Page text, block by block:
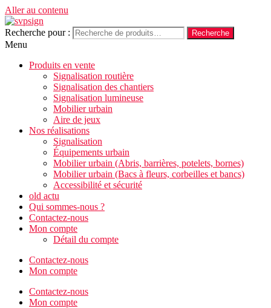
Aller au contenu
Recherche pour : Recherche
Menu
Produits en vente
Signalisation routière
Signalisation des chantiers
Signalisation lumineuse
Mobilier urbain
Aire de jeux
Nos réalisations
Signalisation
Équipements urbain
Mobilier urbain (Abris, barrières, potelets, bornes)
Mobilier urbain (Bacs à fleurs, corbeilles et bancs)
Accessibilité et sécurité
old actu
Qui sommes-nous ?
Contactez-nous
Mon compte
Détail du compte
Contactez-nous
Mon compte
Contactez-nous
Mon compte